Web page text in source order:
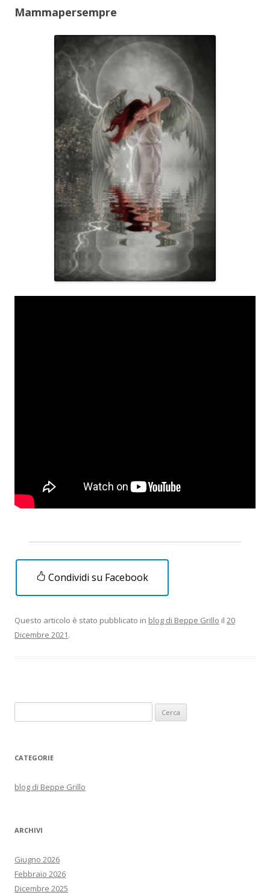
Mammapersempre
Condividi su Facebook
Questo articolo è stato pubblicato in blog di Beppe Grillo il 20
Dicembre 2021.
per:
CATEGORIE
blog di Beppe Grillo
ARCHIVI
Giugno 2026
Febbraio 2026
Dicembre 2025